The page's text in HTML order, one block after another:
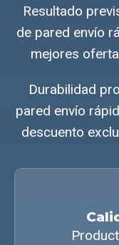
Resultado
de pared envío
mejores
Durabilidad
pared envío
descuento